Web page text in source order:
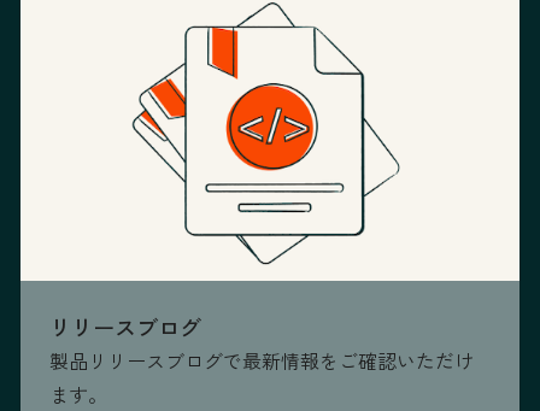
リリースブログ
製品リリースブログで最新情報をご確認いただけ
ます。